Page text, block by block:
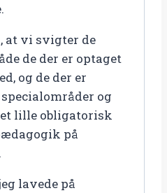
at vi svigter de
de der er optaget
og de der er
og
lille obligatorisk
på
lavede på